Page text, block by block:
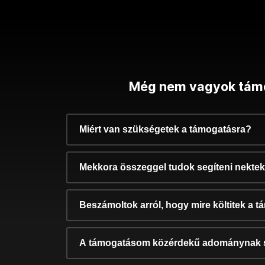
Még nem vagyok
Miért van szükségetek a támogatásra?
Mekkora összeggel tudok segíteni
Beszámoltok arról, hogy mire költitek a
A támogatásom közérdekű adománynak